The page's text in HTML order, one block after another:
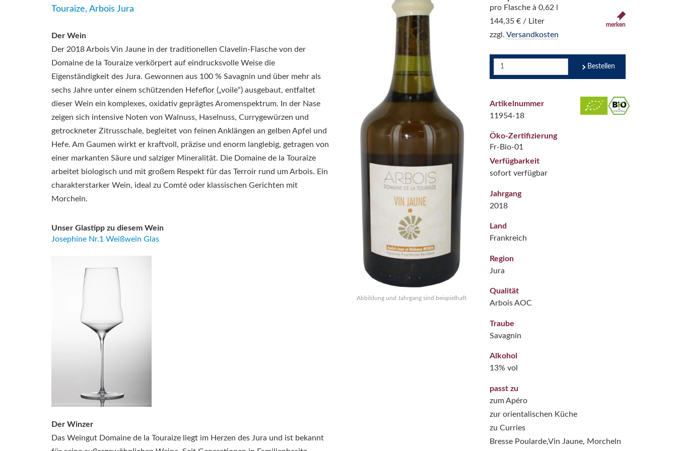
Touraize, Arbois Jura
Der Wein
Der 2018 Arbois Vin Jaune in der traditionellen Clavelin-Flasche von der
Domaine de la Touraize verkörpert auf eindrucksvolle Weise die
Eigenständigkeit des Jura. Gewonnen aus 100 % Savagnin und über mehr als
sechs Jahre unter einem schützenden Hefeflor („voile“) ausgebaut, entfaltet
dieser Wein ein komplexes, oxidativ geprägtes Aromenspektrum. In der Nase
zeigen sich intensive Noten von Walnuss, Haselnuss, Currygewürzen und
getrockneter Zitrusschale, begleitet von feinen Anklängen an gelben Apfel und
Hefe. Am Gaumen wirkt er kraftvoll, präzise und enorm langlebig, getragen von
einer markanten Säure und salziger Mineralität. Die Domaine de la Touraize
arbeitet biologisch und mit großem Respekt für das Terroir rund um Arbois. Ein
charakterstarker Wein, ideal zu Comté oder klassischen Gerichten mit
Morcheln.
Unser Glastipp zu diesem Wein
Josephine Nr.1 Weißwein Glas
Der Winzer
Das Weingut Domaine de la Touraize liegt im Herzen des Jura und ist bekannt
Abbildung und Jahrgang sind beispielhaft
pro Flasche à 0,62 l
144,35 € / Liter
zzgl. Versandkosten
merken
Bestellen
Artikelnummer
11954-18
Öko-Zertifizierung
Fr-Bio-01
Verfügbarkeit
sofort verfügbar
Jahrgang
2018
Land
Frankreich
Region
Jura
Qualität
Arbois AOC
Traube
Savagnin
Alkohol
13% vol
passt zu
zum Apéro
zur orientalischen Küche
zu Curries
Bresse Poularde,Vin Jaune, Morcheln